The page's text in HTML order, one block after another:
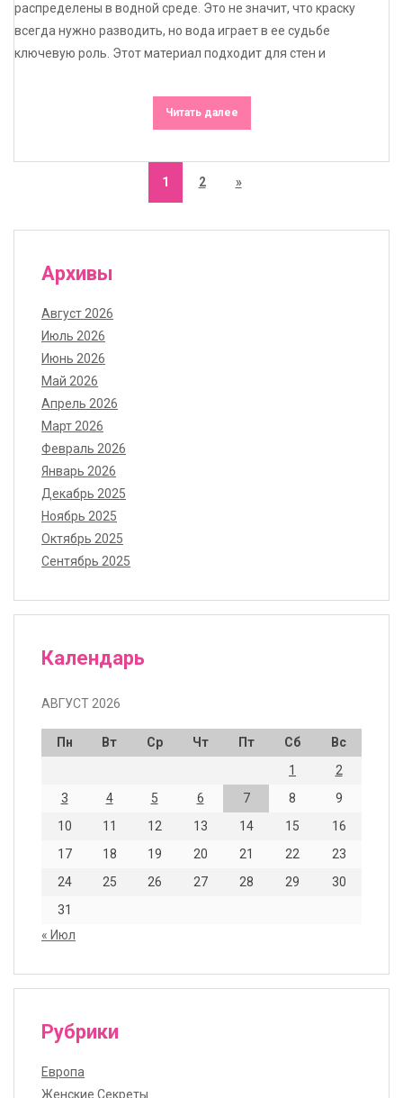
распределены в водной среде. Это не значит, что краску
всегда нужно разводить, но вода играет в ее судьбе
ключевую роль. Этот материал подходит для стен и
Читать далее
1 2 »
Архивы
Август 2026
Июль 2026
Июнь 2026
Май 2026
Апрель 2026
Март 2026
Февраль 2026
Январь 2026
Декабрь 2025
Ноябрь 2025
Октябрь 2025
Сентябрь 2025
Календарь
АВГУСТ 2026
Пн Вт Ср Чт Пт Сб
Вс
1
2
3
4 5 6 7 8
9
10
11 12 13 14 15
16
17
18 19 20 21 22
23
24
25 26 27 28 29
30
31
« Июл
Рубрики
Европа
Женские Секреты